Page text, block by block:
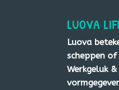
LUOVA
Luova
scheppen of
Werkgeluk